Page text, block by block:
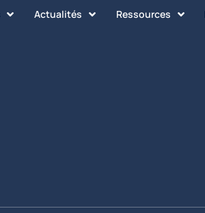
Actualités Ressources